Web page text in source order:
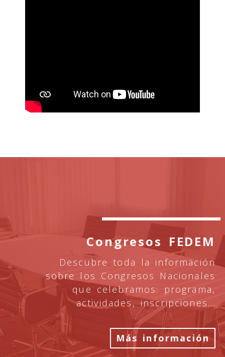
Congresos FEDEM
Descubre toda la información
sobre los Congresos Nacionales
que celebramos: programa,
actividades, inscripciones…
Más información